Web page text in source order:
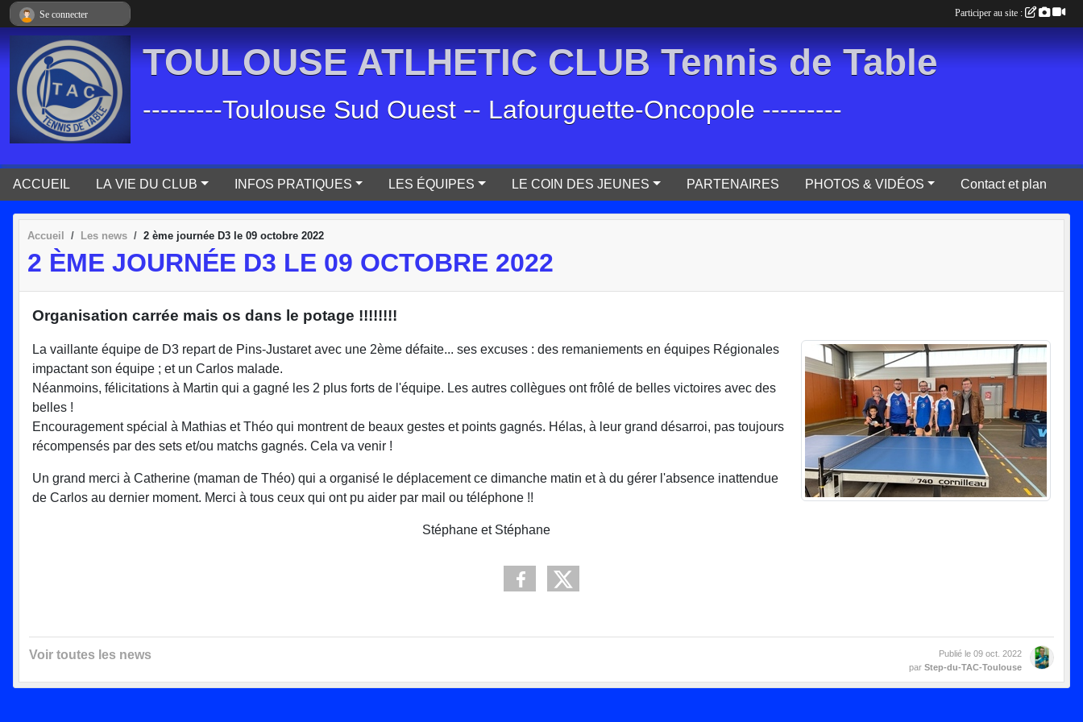
TOULOUSE ATLHETIC CLUB Tennis de Table
---------Toulouse Sud Ouest -- Lafourguette-Oncopole ---------
ACCUEIL LA VIE DU CLUB INFOS PRATIQUES LES ÉQUIPES LE COIN DES JEUNES PARTENAIRES PHOTOS & VIDÉOS Contact et plan
Accueil Les news 2 ème journée D3 le 09 octobre 2022
2 ÈME JOURNÉE D3 LE 09 OCTOBRE 2022
Organisation carrée mais os dans le potage !!!!!!!!
La vaillante équipe de D3 repart de Pins-Justaret avec une 2ème défaite... ses excuses : des remaniements en équipes Régionales
impactant son équipe ; et un Carlos malade.
Néanmoins, félicitations à Martin qui a gagné les 2 plus forts de l'équipe. Les autres collègues ont frôlé de belles victoires avec des
belles !
Encouragement spécial à Mathias et Théo qui montrent de beaux gestes et points gagnés. Hélas, à leur grand désarroi, pas toujours
récompensés par des sets et/ou matchs gagnés. Cela va venir !
Un grand merci à Catherine (maman de Théo) qui a organisé le déplacement ce dimanche matin et à du gérer l'absence inattendue
de Carlos au dernier moment. Merci à tous ceux qui ont pu aider par mail ou téléphone !!
Stéphane et Stéphane
Voir toutes les news Publié le 09 oct. 2022
par Step-du-TAC-Toulouse
Se connecter Participer au site :
Panneau de gestion des cookies